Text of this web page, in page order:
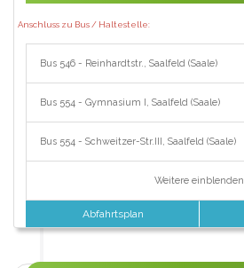
Anschluss zu Bus / Haltestelle:
Bus 546 - Reinhardtstr., Saalfeld (Saale)
Bus 554 - Gymnasium I, Saalfeld (Saale)
Bus 554 - Schweitzer-Str.III, Saalfeld (Saale)
Weitere einblenden
Abfahrtsplan